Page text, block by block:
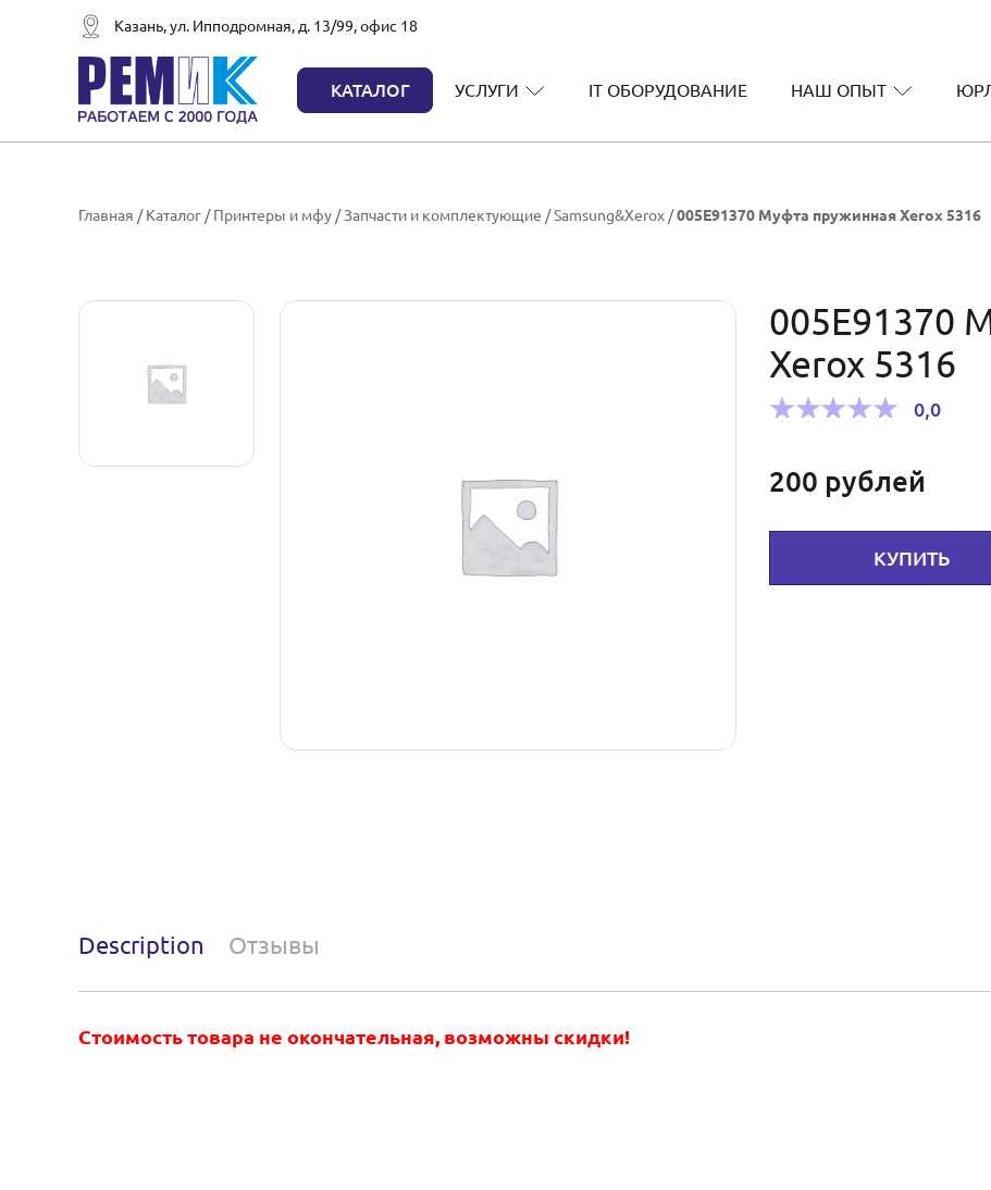
Казань, ул. Ипподромная, д. 13/99, офис 18
КАТАЛОГ УСЛУГИ IT ОБОРУДОВАНИЕ НАШ ОПЫТ
Главная /Каталог /Принтеры и мфу /Запчасти и комплектующие /Samsung&Xerox /005E91370 Муфта пружинная Xerox 5316
005E91370
Xerox 5316
0,0
200 рублей
КУПИТЬ
Description Отзывы
Стоимость товара не окончательная, возможны скидки!